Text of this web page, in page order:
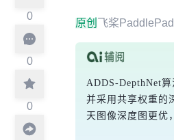
0
0
0
原创 飞桨
ADDS-DepthNet
并采用共享权重的
天图像深度图更优